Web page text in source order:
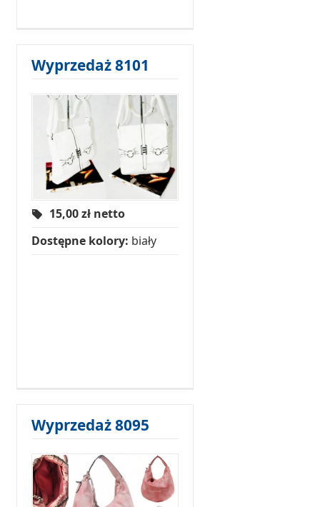
Wyprzedaż 8101
15,00zł netto
Dostępne kolory: biały
Wyprzedaż 8095